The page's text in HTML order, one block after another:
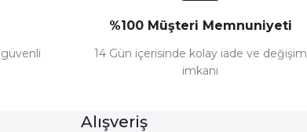
güvenli
%100 Müşteri Memnuniyeti
14 Gün içerisinde kolay iade ve değişim
imkanı
Alışveriş